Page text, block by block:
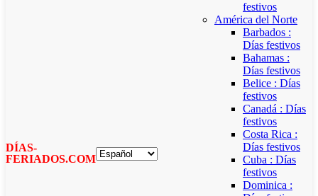
DÍAS-
FERIADOS.COM
festivos
América del Norte
Barbados :
Días festivos
Bahamas :
Días festivos
Belice : Días
festivos
Canadá : Días
festivos
Costa Rica :
Días festivos
Cuba : Días
festivos
Dominica :